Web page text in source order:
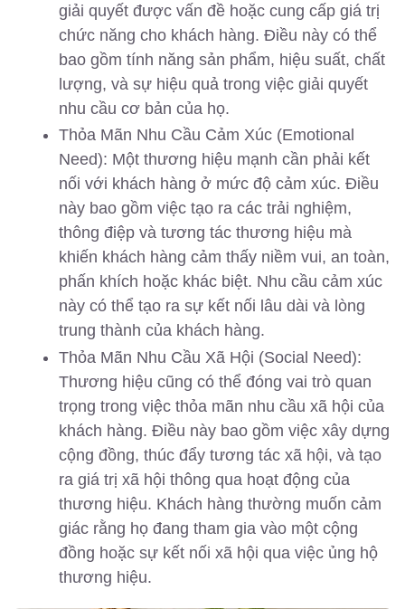
giải quyết được vấn đề hoặc cung cấp giá trị
chức năng cho khách hàng. Điều này có thể
bao gồm tính năng sản phẩm, hiệu suất, chất
lượng, và sự hiệu quả trong việc giải quyết
nhu cầu cơ bản của họ.
Thỏa Mãn Nhu Cầu Cảm Xúc (Emotional
Need): Một thương hiệu mạnh cần phải kết
nối với khách hàng ở mức độ cảm xúc. Điều
này bao gồm việc tạo ra các trải nghiệm,
thông điệp và tương tác thương hiệu mà
khiến khách hàng cảm thấy niềm vui, an toàn,
phấn khích hoặc khác biệt. Nhu cầu cảm xúc
này có thể tạo ra sự kết nối lâu dài và lòng
trung thành của khách hàng.
Thỏa Mãn Nhu Cầu Xã Hội (Social Need):
Thương hiệu cũng có thể đóng vai trò quan
trọng trong việc thỏa mãn nhu cầu xã hội của
khách hàng. Điều này bao gồm việc xây dựng
cộng đồng, thúc đẩy tương tác xã hội, và tạo
ra giá trị xã hội thông qua hoạt động của
thương hiệu. Khách hàng thường muốn cảm
giác rằng họ đang tham gia vào một cộng
đồng hoặc sự kết nối xã hội qua việc ủng hộ
thương hiệu.